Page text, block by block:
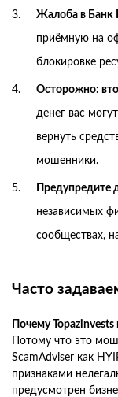
Жалоба в Банк
приёмную на
блокировке
Осторожно:
денег вас
вернуть
мошенники.
Предупредите
независимых
сообществах,
Часто
Почему
Потому что это
ScamAdviser как
признаками
предусмотрен